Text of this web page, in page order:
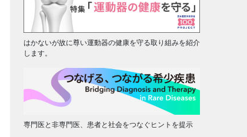
はかないが故に尊い運動器の健康を守る取り組みを紹介
します。
専門医と非専門医、患者と社会をつなぐヒントを提示